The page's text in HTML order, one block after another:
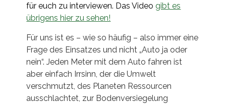
für euch zu interviewen. Das Videogibt es
übrigens hier zu sehen!
Für uns ist es – wie so häufig – also immer eine
Frage des Einsatzes und nicht „Auto ja oder
nein“. Jeden Meter mit dem Auto fahren ist
aber einfach Irrsinn, der die Umwelt
verschmutzt, des Planeten Ressourcen
ausschlachtet, zur Bodenversiegelung